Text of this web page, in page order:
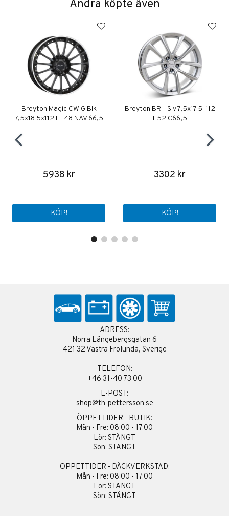
Andra köpte även
Breyton Magic CW G.Blk
7,5x18 5x112 ET48 NAV 66,5
5938 kr
KÖP!
Breyton BR-I Slv 7,5x17 5-112
E52 C66,5
3302 kr
KÖP!
ADRESS:
Norra Långebergsgatan 6
421 32 Västra Frölunda, Sverige
TELEFON:
+46 31-40 73 00
E-POST:
shop@th-pettersson.se
ÖPPETTIDER - BUTIK:
Mån - Fre: 08:00 - 17:00
Lör: STÄNGT
Sön: STÄNGT
ÖPPETTIDER - DÄCKVERKSTAD:
Mån - Fre: 08:00 - 17:00
Lör: STÄNGT
Sön: STÄNGT